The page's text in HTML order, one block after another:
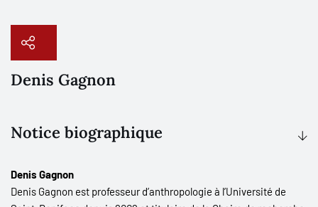
Denis Gagnon
Notice biographique
Denis Gagnon
Denis Gagnon est professeur d’anthropologie à l’Université de